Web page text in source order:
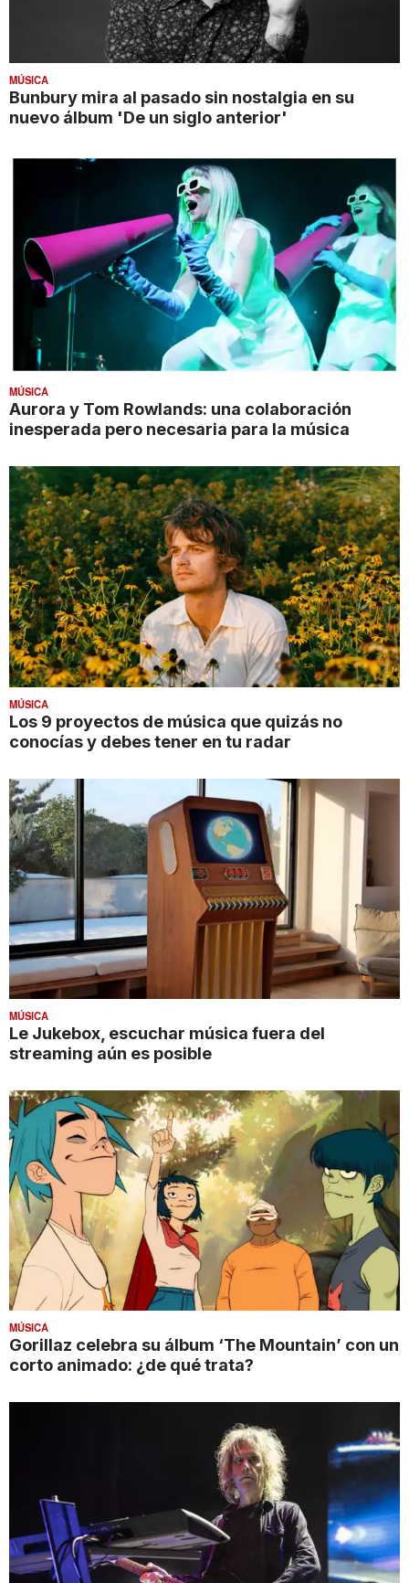
MÚSICA
Bunbury mira al pasado sin nostalgia en su
nuevo álbum 'De un siglo anterior'
MÚSICA
Aurora y Tom Rowlands: una colaboración
inesperada pero necesaria para la música
MÚSICA
Los 9 proyectos de música que quizás no
conocías y debes tener en tu radar
MÚSICA
Le Jukebox, escuchar música fuera del
streaming aún es posible
MÚSICA
Gorillaz celebra su álbum ‘The Mountain’ con un
corto animado: ¿de qué trata?